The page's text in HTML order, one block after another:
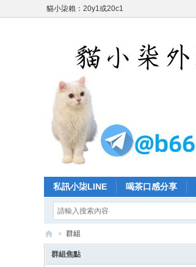
貓小柒賴：20y1或20c1
私訊小柒LINE 喝茶口感分享
台
» 群組
群組焦點